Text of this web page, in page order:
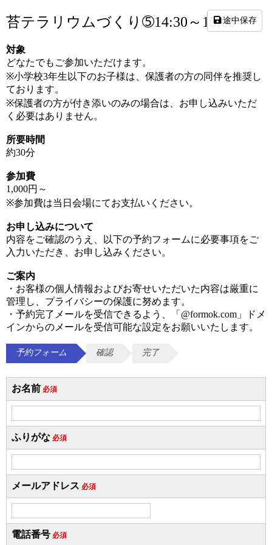
苔テラリウムづくり➄14:30～15:00
対象
どなたでもご参加いただけます。
※小学校3年生以下のお子様は、保護者の方の同伴を推奨し
ております。
※保護者の方が付き添いのみの場合は、お申し込みいただ
く必要はありません。
所要時間
約30分
参加費
1,000円～
※参加費は当日会場にてお支払いください。
お申し込みについて
内容をご確認のうえ、以下の予約フォームに必要事項をご
入力いただき、お申し込みください。
ご案内
・お客様の個人情報およびお寄せいただいた内容は厳重に
管理し、プライバシーの保護に努めます。
・予約完了メールを受信できるよう、「 @formok.com 」ドメ
インからのメールを受信可能な設定をお願いいたします。
予約フォーム 確認 完了
お名前 必須
ふりがな 必須
メールアドレス 必須
電話番号 必須
途中保存